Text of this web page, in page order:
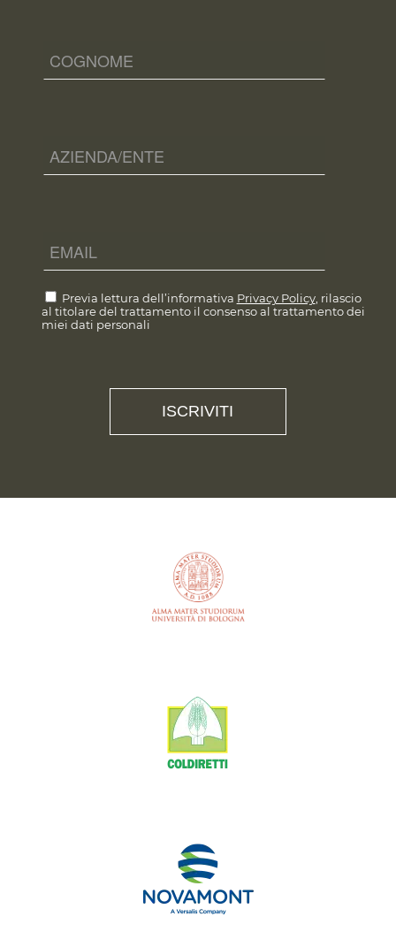
Previa lettura dell’informativa Privacy Policy, rilascio
al titolare del trattamento il consenso al trattamento dei
miei dati personali